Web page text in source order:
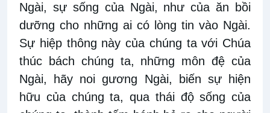
Ngài, sự sống của Ngài, như của ăn bồi
dưỡng cho những ai có lòng tin vào Ngài.
Sự hiệp thông này của chúng ta với Chúa
thúc bách chúng ta, những môn đệ của
Ngài, hãy noi gương Ngài, biến sự hiện
hữu của chúng ta, qua thái độ sống của